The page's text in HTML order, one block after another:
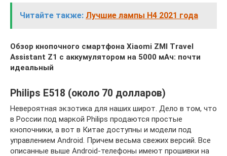
Читайте также: Лучшие лампы H4 2021 года
Обзор кнопочного смартфона Xiaomi ZMI Travel
Assistant Z1 с аккумулятором на 5000 мАч: почти
идеальный
Philips E518 (около 70 долларов)
Невероятная экзотика для наших широт. Дело в том, что
в России под маркой Philips продаются простые
кнопочники, а вот в Китае доступны и модели под
управлением Android. Причем весьма свежих версий. Все
описанные выше Android-телефоны имеют прошивки на